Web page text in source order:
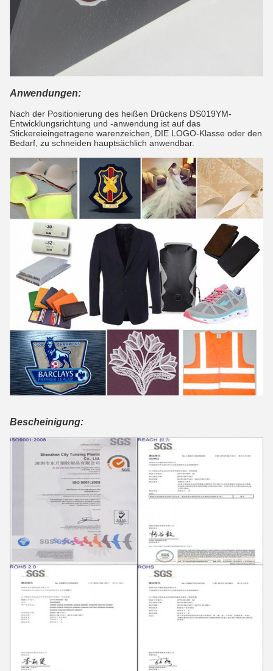
Anwendungen:
Nach der Positionierung des heißen Drückens DS019YM-
Entwicklungsrichtung und -anwendung ist auf das
Stickereieingetragene warenzeichen, DIE LOGO-Klasse oder den
Bedarf, zu schneiden hauptsächlich anwendbar.
Bescheinigung: